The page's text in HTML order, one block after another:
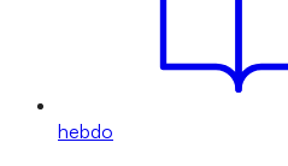
hebdo